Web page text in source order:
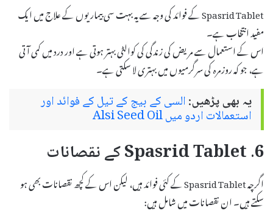
Spasrid Tablet کے فوائد کی وجہ سے یہ بہت سی بیماریوں کے علاج میں ایک
مفید انتخاب ہے۔
اس کے استعمال سے مریض کی زندگی کی کوالٹی بہتر ہوتی ہے اور درد میں کمی آتی
ہے، جو کہ روزمرہ کی سرگرمیوں میں بہتری لا سکتی ہے۔
یہ بھی پڑھیں:السی کے بیج کے تیل کے فوائد اور
استعمالات اردو میں Alsi Seed Oil
6. Spasrid Tablet کے نقصانات
اگرچہ Spasrid Tablet کے کئی فوائد ہیں، لیکن اس کے کچھ نقصانات بھی ہو
سکتے ہیں۔ ان نقصانات میں شامل ہیں: